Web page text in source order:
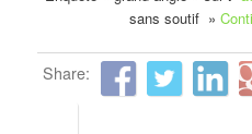
sans soutif »
Share: